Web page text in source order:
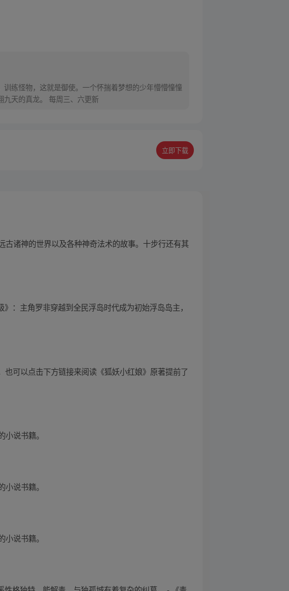
练怪物，这就是御使。一个怀揣着梦想的少年懵懵憧憧
九天的真龙。 每周三、六更新
立即下载
古诸神的世界以及各种神奇法术的故事。十步行还有其
：主角罗非穿越到全民浮岛时代成为初始浮岛岛主，
也可以点击下方链接来阅读《狐妖小红娘》原著提前了
说书籍。
说书籍。
说书籍。